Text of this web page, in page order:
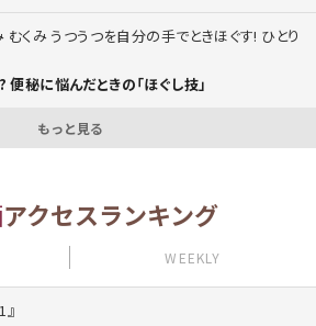
くみ うつうつを自分の手でときほぐす! ひとり
便秘に悩んだときの「ほぐし技」
もっと見る
アクセスランキング
WEEKLY